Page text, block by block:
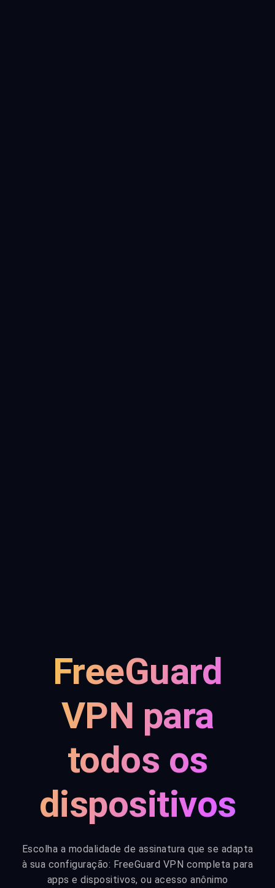
FreeGuard
VPN para
todos os
dispositivos
Escolha a modalidade de assinatura que se adapta
à sua configuração: FreeGuard VPN completa para
apps e dispositivos, ou acesso anônimo